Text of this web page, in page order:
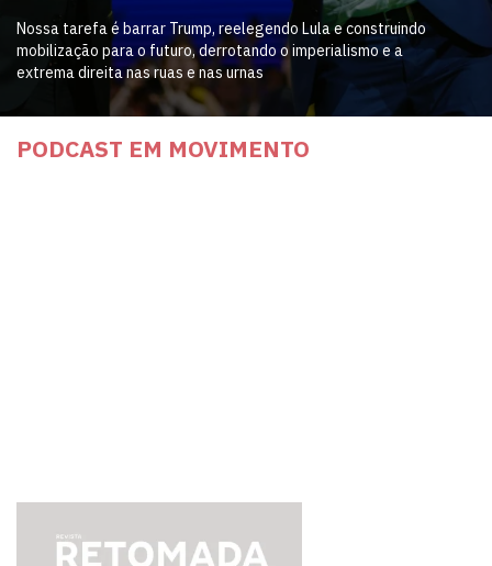
Nossa tarefa é barrar Trump, reelegendo Lula e construindo
mobilização para o futuro, derrotando o imperialismo e a
extrema direita nas ruas e nas urnas
PODCAST EM MOVIMENTO